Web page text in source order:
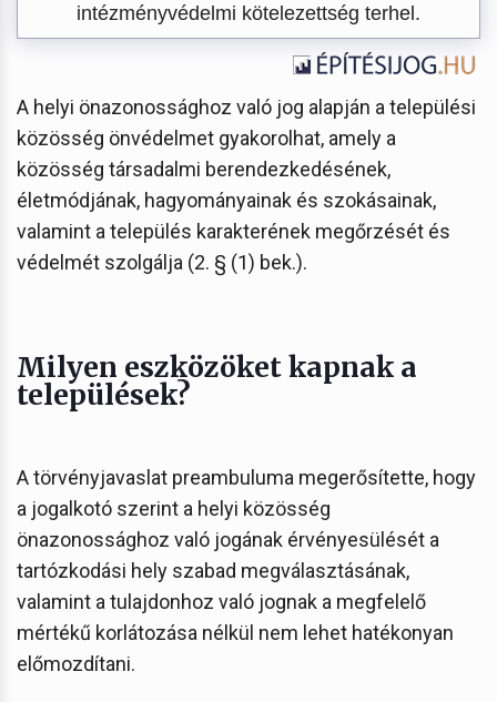
intézményvédelmi kötelezettség terhel.
A helyi önazonossághoz való jog alapján a települési
közösség önvédelmet gyakorolhat, amely a
közösség társadalmi berendezkedésének,
életmódjának, hagyományainak és szokásainak,
valamint a település karakterének megőrzését és
védelmét szolgálja (2. § (1) bek.).
Milyen eszközöket kapnak a
települések?
A törvényjavaslat preambuluma megerősítette, hogy
a jogalkotó szerint a helyi közösség
önazonossághoz való jogának érvényesülését a
tartózkodási hely szabad megválasztásának,
valamint a tulajdonhoz való jognak a megfelelő
mértékű korlátozása nélkül nem lehet hatékonyan
előmozdítani.